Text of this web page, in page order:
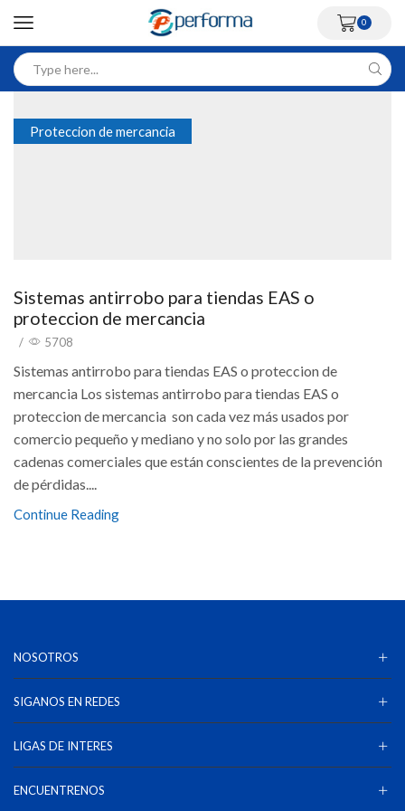
0
Proteccion de mercancia
Sistemas antirrobo para tiendas EAS o
proteccion de mercancia
/ 5708
Sistemas antirrobo para tiendas EAS o proteccion de
mercancia Los sistemas antirrobo para tiendas EAS o
proteccion de mercancia son cada vez más usados por
comercio pequeño y mediano y no solo por las grandes
cadenas comerciales que están conscientes de la prevención
de pérdidas....
Continue Reading
NOSOTROS
SIGANOS EN REDES
LIGAS DE INTERES
ENCUENTRENOS